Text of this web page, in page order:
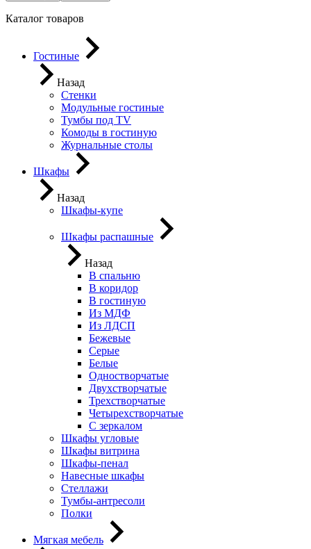
Каталог товаров
Гостиные
Назад
Стенки
Модульные гостиные
Тумбы под ТV
Комоды в гостиную
Журнальные столы
Шкафы
Назад
Шкафы-купе
Шкафы распашные
Назад
В спальню
В коридор
В гостиную
Из МДФ
Из ЛДСП
Бежевые
Серые
Белые
Одностворчатые
Двухстворчатые
Трехстворчатые
Четырехстворчатые
С зеркалом
Шкафы угловые
Шкафы витрина
Шкафы-пенал
Навесные шкафы
Стеллажи
Тумбы-антресоли
Полки
Мягкая мебель